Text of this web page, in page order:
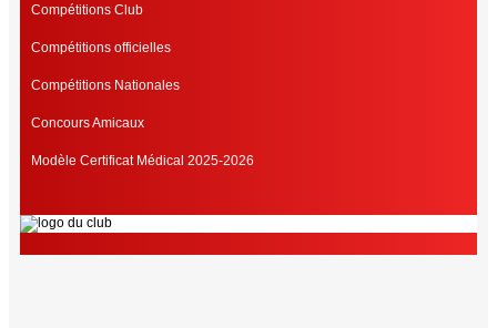
Compétitions Club
Compétitions officielles
Compétitions Nationales
Concours Amicaux
Modèle Certificat Médical 2025-2026